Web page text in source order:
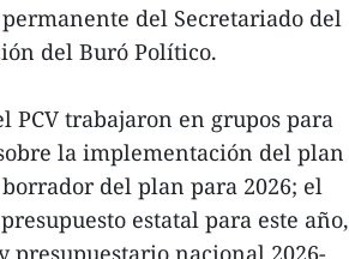
del Secretariado del
del Buró Político.
PCV trabajaron en grupos para
la implementación del plan
del plan para 2026; el
estatal para este año,
presupuestario nacional 2026-